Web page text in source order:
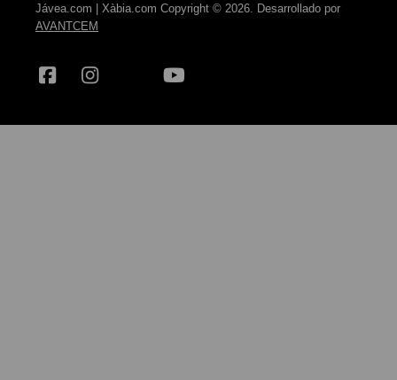
Jávea.com | Xàbia.com Copyright © 2026. Desarrollado por
AVANTCEM